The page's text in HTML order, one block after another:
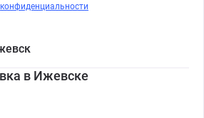
конфиденциальности
в Ижевске